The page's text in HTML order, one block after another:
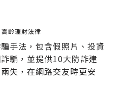
高齡理財法律
手法，包含假照片、投資
騙，並提供10大防詐建
失，在網路交友時更安